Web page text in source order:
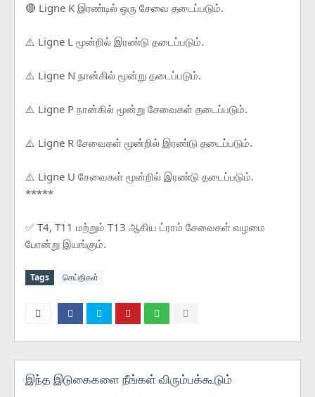
🔴 Ligne K இரண்டில் ஒரு சேவை தடைப்படும்.
⚠️ Ligne L மூன்றில் இரண்டு தடைப்படும்.
⚠️ Ligne N நான்கில் மூன்று தடைப்படும்.
⚠️ Ligne P நான்கில் மூன்று சேவைகள் தடைப்படும்.
⚠️ Ligne R சேவைகள் மூன்றில் இரண்டு தடைப்படும்.
⚠️ Ligne U சேவைகள் மூன்றில் இரண்டு தடைப்படும்.
*****
✅ T4, T11 மற்றும் T13 ஆகிய ட்ராம் சேவைகள் வழமை
போன்று இயங்கும்.
Tags செய்திகள்
இந்த இடுகைகளை நீங்கள் விரும்பக்கூடும்